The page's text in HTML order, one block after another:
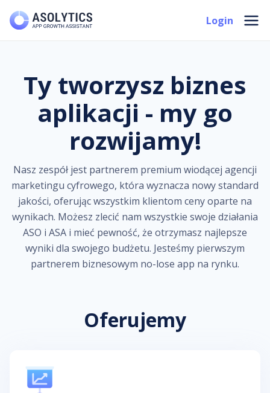
Login
Ty tworzysz biznes
aplikacji - my go
rozwijamy!
Nasz zespół jest partnerem premium wiodącej agencji
marketingu cyfrowego, która wyznacza nowy standard
jakości, oferując wszystkim klientom ceny oparte na
wynikach. Możesz zlecić nam wszystkie swoje działania
ASO i ASA i mieć pewność, że otrzymasz najlepsze
wyniki dla swojego budżetu. Jesteśmy pierwszym
partnerem biznesowym no-lose app na rynku.
Oferujemy